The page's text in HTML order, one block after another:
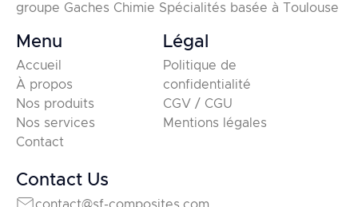
groupe Gaches Chimie Spécialités basée à Toulouse
Menu
Accueil
À propos
Nos produits
Nos services
Contact
Légal
Politique de
confidentialité
CGV / CGU
Mentions légales
Contact Us